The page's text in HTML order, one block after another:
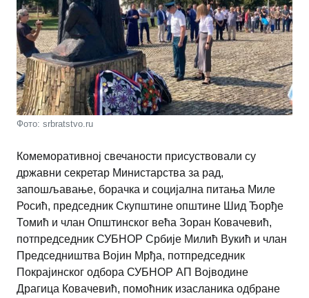
Фото: srbratstvo.ru
Комеморативној свечаности присуствовали су
државни секретар Министарства за рад,
запошљавање, борачка и социјална питања Миле
Росић, председник Скупштине општине Шид Ђорђе
Томић и члан Општинског већа Зоран Ковачевић,
потпредседник СУБНОР Србије Милић Вукић и члан
Председништва Војин Мрђа, потпредседник
Покрајинског одбора СУБНОР АП Војводине
Драгица Ковачевић, помоћник изасланика одбране